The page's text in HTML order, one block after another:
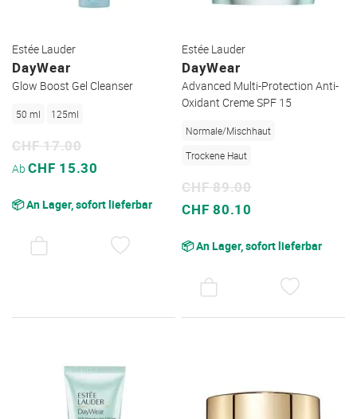
Estée Lauder
DayWear
Glow Boost Gel Cleanser
50 ml 125ml
Sonderpreis
Ab CHF 15.30
CHF 17.00
📦 An Lager, sofort lieferbar
Estée Lauder
DayWear
Advanced Multi-Protection Anti-
Oxidant Creme SPF 15
Normale/Mischhaut
Trockene Haut
Sonderpreis
CHF 80.10
CHF 89.00
📦 An Lager, sofort lieferbar